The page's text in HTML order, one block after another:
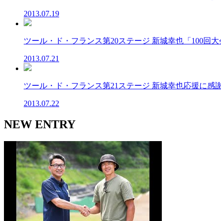
2013.07.19
ツール・ド・フランス第20ステージ 新城幸也「100回大
2013.07.21
ツール・ド・フランス第21ステージ 新城幸也応援に感
2013.07.22
NEW ENTRY